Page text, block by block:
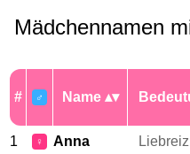
Mädchennamen
# ♂ Name
1 ♀ Anna